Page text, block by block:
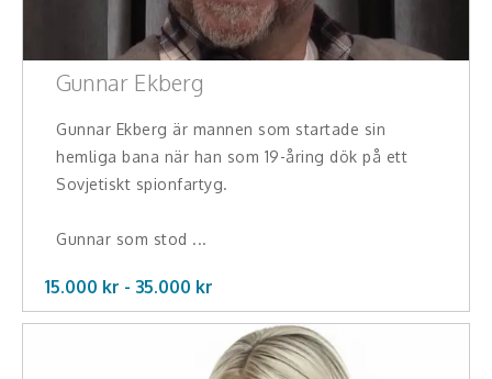
Gunnar Ekberg
Gunnar Ekberg är mannen som startade sin
hemliga bana när han som 19-åring dök på ett
Sovjetiskt spionfartyg.
Gunnar som stod ...
15.000 kr - 35.000 kr